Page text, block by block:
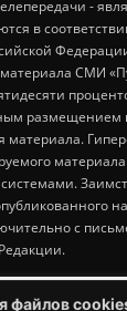
файлов
-
в
СМИ
размещением
материала.
с
Редакции.